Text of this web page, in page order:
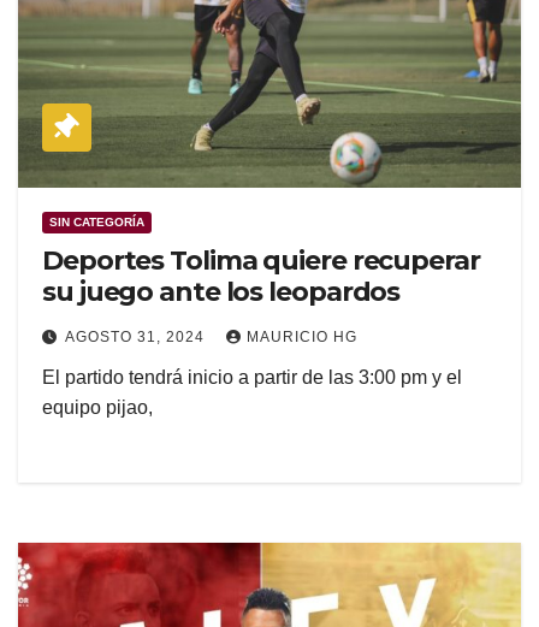
SIN CATEGORÍA
Deportes Tolima quiere recuperar
su juego ante los leopardos
AGOSTO 31, 2024 MAURICIO HG
El partido tendrá inicio a partir de las 3:00 pm y el
equipo pijao,